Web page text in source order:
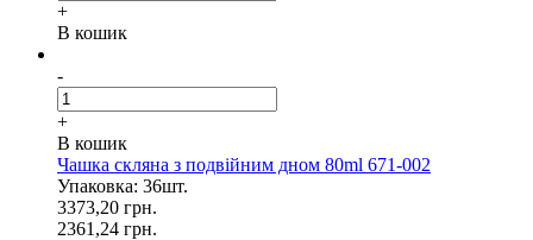
+
В кошик
-
+
В кошик
Чашка скляна з подвійним дном 80ml 671-002
Упаковка: 36шт.
3373,20 грн.
2361,24 грн.